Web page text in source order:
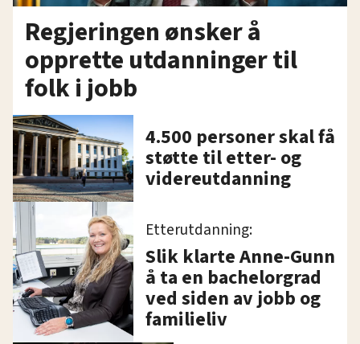
Regjeringen ønsker å
opprette utdanninger til
folk i jobb
4.500 personer skal få
støtte til etter- og
videreutdanning
Etterutdanning:
Slik klarte Anne-Gunn
å ta en bachelorgrad
ved siden av jobb og
familieliv